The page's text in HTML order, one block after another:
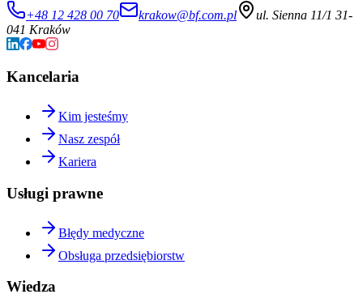
+48 12 428 00 70 krakow@bf.com.pl
ul. Sienna 11/1 31-
041 Kraków
Kancelaria
Kim jesteśmy
Nasz zespół
Kariera
Usługi prawne
Błędy medyczne
Obsługa przedsiębiorstw
Wiedza